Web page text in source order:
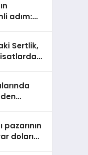
adım:
Sertlik,
doları